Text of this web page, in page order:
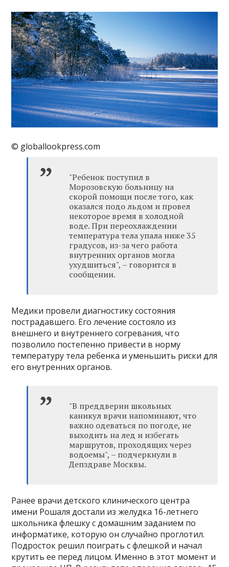
© globallookpress.com
"Ребенок поступил в
Морозовскую больницу на
скорой помощи после того, как
оказался подо льдом и провел
некоторое время в холодной
воде. При переохлаждении
температура тела упала ниже 35
градусов, из-за чего работа
внутренних органов могла
ухудшиться", – говорится в
сообщении.
Медики провели диагностику состояния
пострадавшего. Его лечение состояло из
внешнего и внутреннего согревания, что
позволило постепенно привести в норму
температуру тела ребенка и уменьшить риски для
его внутренних органов.
"В преддверии школьных
каникул врачи напоминают, что
важно одеваться по погоде, не
выходить на лед и избегать
маршрутов, проходящих через
водоемы", – подчеркнули в
Депздраве Москвы.
Ранее врачи детского клинического центра
имени Рошаля достали из желудка 16-летнего
школьника флешку с домашним заданием по
информатике, которую он случайно проглотил.
Подросток решил поиграть с флешкой и начал
крутить ее перед лицом. Именно в этот момент и